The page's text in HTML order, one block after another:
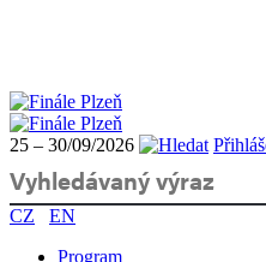
25 – 30/09/2026
CZ
EN
Program